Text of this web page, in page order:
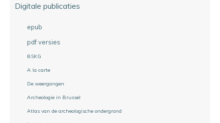
Digitale publicaties
epub
pdf versies
BSKG
A la carte
De weergangen
Archeologie in Brussel
Atlas van de archeologische ondergrond